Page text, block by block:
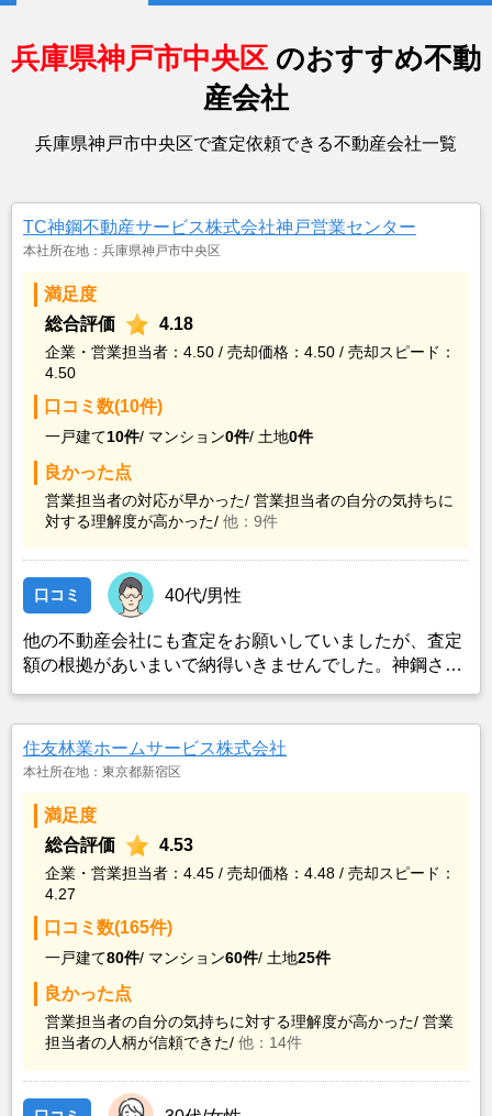
兵庫県神戸市中央区 のおすすめ不動
産会社
兵庫県神戸市中央区で査定依頼できる不動産会社一覧
TC神鋼不動産サービス株式会社神戸営業センター
本社所在地：兵庫県神戸市中央区
満足度
総合評価
4.18
企業・営業担当者：4.50 / 売却価格：4.50 / 売却スピード：
4.50
口コミ数(10件)
一戸建て10件/ マンション0件/ 土地0件
良かった点
営業担当者の対応が早かった/ 営業担当者の自分の気持ちに
対する理解度が高かった/ 他：9件
口コミ 40代/男性
他の不動産会社にも査定をお願いしていましたが、査定
額の根拠があいまいで納得いきませんでした。神鋼さん
住友林業ホームサービス株式会社
本社所在地：東京都新宿区
満足度
総合評価
4.53
企業・営業担当者：4.45 / 売却価格：4.48 / 売却スピード：
4.27
口コミ数(165件)
一戸建て80件/ マンション60件/ 土地25件
良かった点
営業担当者の自分の気持ちに対する理解度が高かった/ 営業
担当者の人柄が信頼できた/ 他：14件